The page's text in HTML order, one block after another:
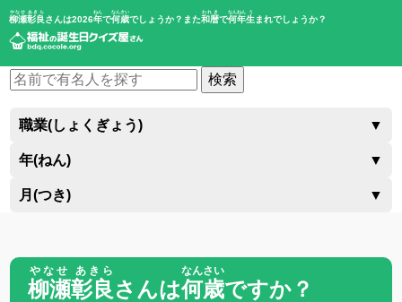
柳瀬彰良
やなせ あきら
さんは2026年
ねん
で何歳
なんさい
でしょうか？また和暦
われき
で何年
なんねん
生
う
まれでしょうか？
検索
職業(しょくぎょう) ▼
年(ねん) ▼
月(つき) ▼
柳瀬彰良
やなせ あきら
さんは何歳
なんさい
ですか？